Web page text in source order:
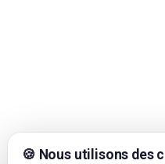
🍪 Nous utilisons des